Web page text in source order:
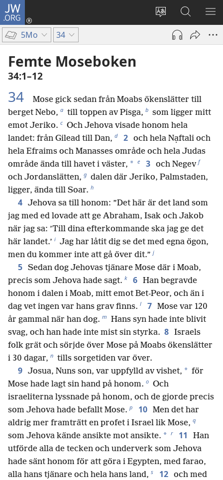
JW.ORG
Ändra
webbplatsens
språk
Logga
(öppnar
Sök
på
jw.org
5Mo 34
Femte Moseboken
34:1–12
34
Mose gick sedan från Moabs ökenslätter till
berget Nebo, a till toppen av Pisga, b som ligger mitt
emot Jeriko. c Och Jehova visade honom hela
landet: från Gilead till Dan, d 2 och hela Nạftali och
hela Efraims och Manasses område och hela Judas
område ända till havet i väster, * e 3 och Negev f
och Jordanslätten, g dalen där Jeriko, Palmstaden,
ligger, ända till Soar. h
4 Jehova sa till honom: ”Det här är det land som
jag med ed lovade att ge Abraham, Isak och Jakob
när jag sa: ’Till dina efterkommande ska jag ge det
här landet.’ i Jag har låtit dig se det med egna ögon,
men du kommer inte att gå över dit.” j
5 Sedan dog Jehovas tjänare Mose där i Moab,
precis som Jehova hade sagt. k 6 Han begravde
honom i dalen i Moab, mitt emot Bet-Peor, och än i
dag vet ingen var hans grav finns. l 7 Mose var 120
år gammal när han dog. m Hans syn hade inte blivit
svag, och han hade inte mist sin styrka. 8 Israels
folk grät och sörjde över Mose på Moabs ökenslätter
i 30 dagar, n tills sorgetiden var över.
9 Josua, Nuns son, var uppfylld av vishet, * för
Mose hade lagt sin hand på honom. o Och
israeliterna lyssnade på honom, och de gjorde precis
som Jehova hade befallt Mose. p 10 Men det har
aldrig mer framträtt en profet i Israel lik Mose, q
som Jehova kände ansikte mot ansikte. * r 11
Han
utförde alla de tecken och underverk som Jehova
hade sänt honom för att göra i Egypten, med farao,
alla hans tjänare och hela hans land, s 12 och med